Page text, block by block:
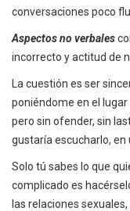
conversaciones poco
Aspectos no verbales
incorrecto y actitud de
La cuestión es ser
poniéndome en el
pero sin ofender, sin
gustaría escucharlo, en
Solo tú sabes lo que
complicado es
las relaciones